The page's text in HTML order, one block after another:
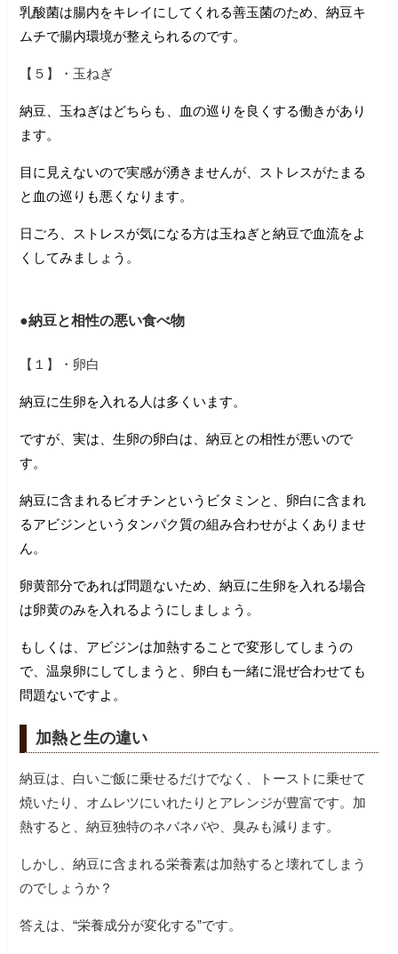
乳酸菌は腸内をキレイにしてくれる善玉菌のため、納豆キ
ムチで腸内環境が整えられるのです。
【５】・玉ねぎ
納豆、玉ねぎはどちらも、血の巡りを良くする働きがあり
ます。
目に見えないので実感が湧きませんが、ストレスがたまる
と血の巡りも悪くなります。
日ごろ、ストレスが気になる方は玉ねぎと納豆で血流をよ
くしてみましょう。
●納豆と相性の悪い食べ物
【１】・卵白
納豆に生卵を入れる人は多くいます。
ですが、実は、生卵の卵白は、納豆との相性が悪いので
す。
納豆に含まれるビオチンというビタミンと、卵白に含まれ
るアビジンというタンパク質の組み合わせがよくありませ
ん。
卵黄部分であれば問題ないため、納豆に生卵を入れる場合
は卵黄のみを入れるようにしましょう。
もしくは、アビジンは加熱することで変形してしまうの
で、温泉卵にしてしまうと、卵白も一緒に混ぜ合わせても
問題ないですよ。
加熱と生の違い
納豆は、白いご飯に乗せるだけでなく、トーストに乗せて
焼いたり、オムレツにいれたりとアレンジが豊富です。加
熱すると、納豆独特のネバネバや、臭みも減ります。
しかし、納豆に含まれる栄養素は加熱すると壊れてしまう
のでしょうか？
答えは、“栄養成分が変化する”です。